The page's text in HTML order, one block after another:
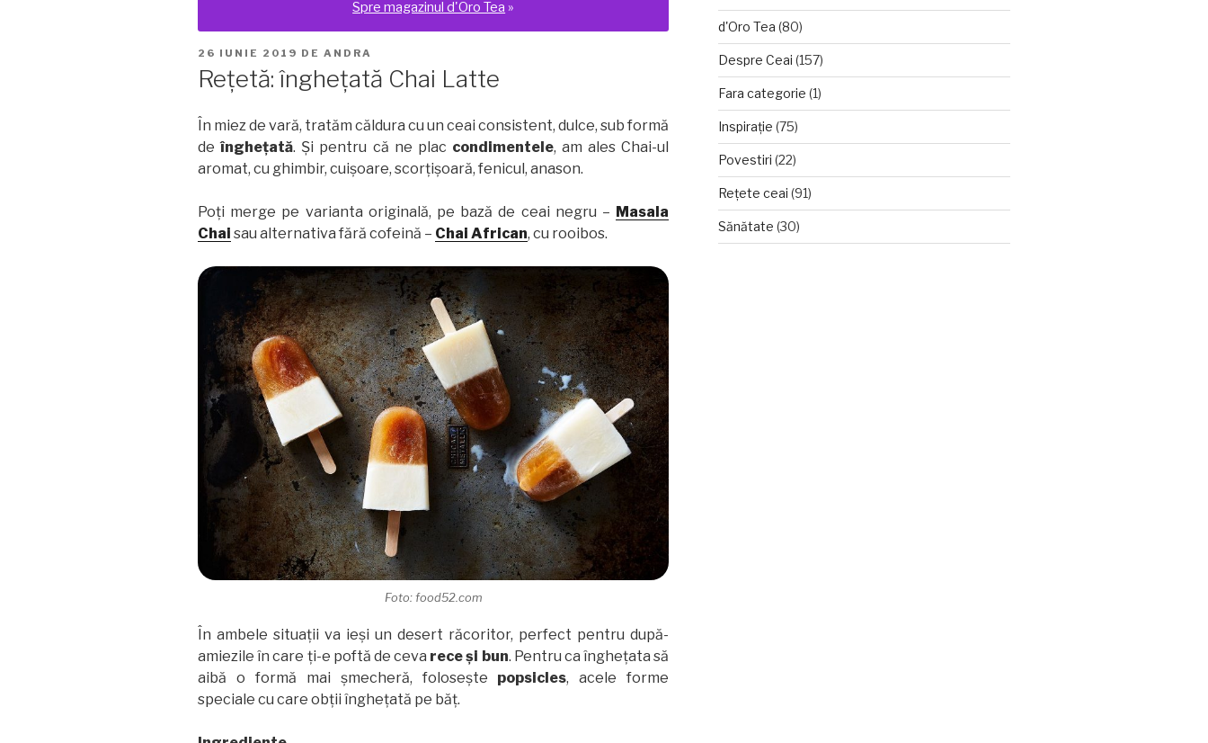
Spre magazinul d'Oro Tea »
PUBLICAT
26 IUNIE 2019 DE ANDRA
Rețetă: înghețată Chai Latte
În miez de vară, tratăm căldura cu un ceai consistent, dulce, sub formă
deînghețată. Și pentru că ne plac condimentele, am ales Chai-ul
aromat, cu ghimbir, cuișoare, scorțișoară, fenicul, anason.
Poți merge pe varianta originală, pe bază de ceai negru – Masala
Chai sau alternativa fără cofeină – Chai African, cu rooibos.
Foto: food52.com
În ambele situații va ieși un desert răcoritor, perfect pentru după-
amiezile în care ți-e poftă de ceva rece și bun. Pentru ca înghețata să
aibă o formă mai șmecheră, folosește popsicles, acele forme
speciale cu care obții înghețată pe băț.
d'Oro Tea (80)
Despre Ceai (157)
Fara categorie (1)
Inspirație (75)
Povestiri (22)
Rețete ceai (91)
Sănătate (30)